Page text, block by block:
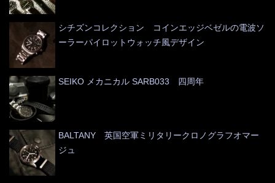
シチズンコレクション コインエッジベゼルの電波ソ
ーラーパイロットウォッチ風デザイン
SEIKO メカニカル SARB033 四周年
BALTANY 英国空軍ミリタリークロノグラフオマー
ジュ